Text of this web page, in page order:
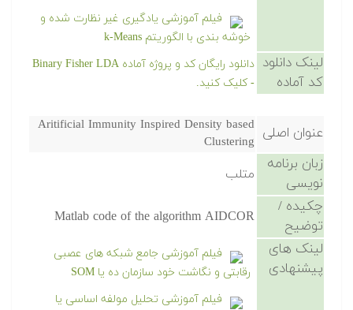
فیلم آموزشی یادگیری غیر نظارت شده و
خوشه بندی با الگوریتم k-Means
لینک دانلود
کد آماده
دانلود رایگان کد و پروژه آماده Binary Fisher LDA
- کلیک کنید.
عنوان اصلی Aritificial Immunity Inspired Density based
Clustering
زبان برنامه
نویسی
متلب
چکیده /
توضیح
Matlab code of the algorithm AIDCOR
لینک های
پیشنهادی
فیلم آموزشی جامع شبکه های عصبی
رقابتی و نگاشت خود سازمان ده یا SOM
فیلم آموزشی تحلیل مولفه اساسی یا